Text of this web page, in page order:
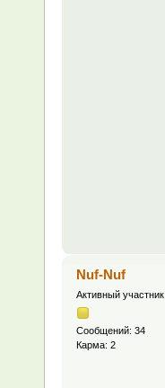
Nuf-Nuf
Активный участник
Сообщений: 34
Карма: 2